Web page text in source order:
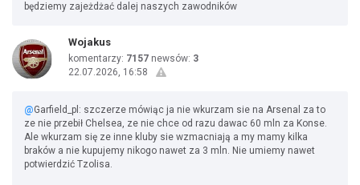
będziemy zajeżdżać dalej naszych zawodników
Wojakus
komentarzy: 7157 newsów: 3
22.07.2026, 16:58
@Garfield_pl: szczerze mówiąc ja nie wkurzam sie na Arsenal za to
ze nie przebił Chelsea, ze nie chce od razu dawac 60 mln za Konse.
Ale wkurzam się ze inne kluby sie wzmacniają a my mamy kilka
braków a nie kupujemy nikogo nawet za 3 mln. Nie umiemy nawet
potwierdzić Tzolisa.